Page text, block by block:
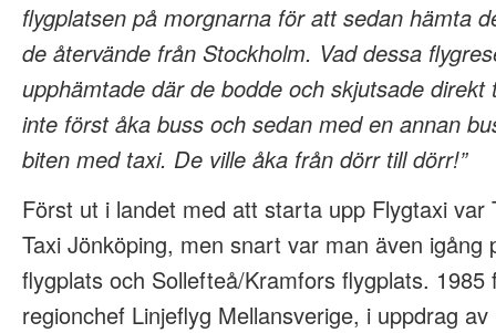
flygplatsen på morgnarna för att sedan hämta
de återvände från Stockholm. Vad dessa
upphämtade där de bodde och skjutsade direkt
inte först åka buss och sedan med en annan
biten med taxi. De ville åka från dörr till dörr!”
Först ut i landet med att starta upp Flygtaxi var
Taxi Jönköping, men snart var man även igång
flygplats och Sollefteå/Kramfors flygplats.
regionchef Linjeflyg Mellansverige, i uppdrag